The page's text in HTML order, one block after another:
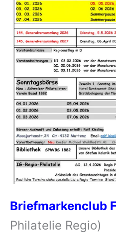
Briefmarkenclub
Philatelie Regio)